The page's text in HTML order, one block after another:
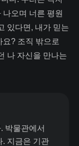
오며 너른 평원
있다면, 내가 믿는
? 조직 밖으로
나 자신을 만나는
박물관에서
. 지금은 기관